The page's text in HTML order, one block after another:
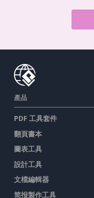
產品
PDF 工具套件
翻頁書本
圖表工具
設計工具
文檔編輯器
简报製作工具